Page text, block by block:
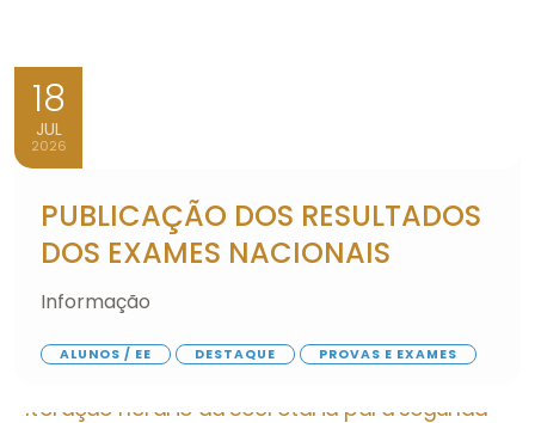
18
JUL
2026
PUBLICAÇÃO DOS RESULTADOS
DOS EXAMES NACIONAIS
Informação
ALUNOS / EE DESTAQUE PROVAS E EXAMES